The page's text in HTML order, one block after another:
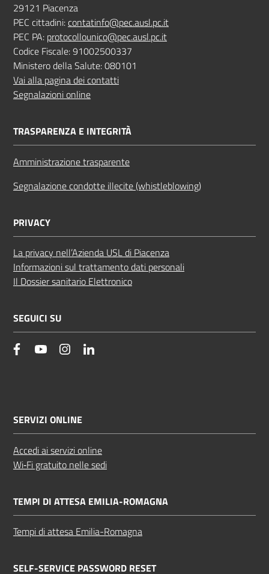
29121 Piacenza
PEC cittadini:contatinfo@pec.ausl.pc.it
PEC PA: protocollounico@pec.ausl.pc.it
Codice Fiscale: 91002500337
Ministero della Salute: 080101
Vai alla pagina dei contatti
Segnalazioni online
TRASPARENZA E INTEGRITÀ
Amministrazione trasparente
Segnalazione condotte illecite (whistleblowing)
PRIVACY
La privacy nell’Azienda USL di Piacenza
Informazioni sul trattamento dati personali
Il Dossier sanitario Elettronico
SEGUICI SU
facebookYouTube Instagram
SERVIZI ONLINE
Accedi ai servizi online
Wi‑Fi gratuito nelle sedi
TEMPI DI ATTESA EMILIA-ROMAGNA
Tempi di attesa Emilia-Romagna
SELF-SERVICE PASSWORD RESET